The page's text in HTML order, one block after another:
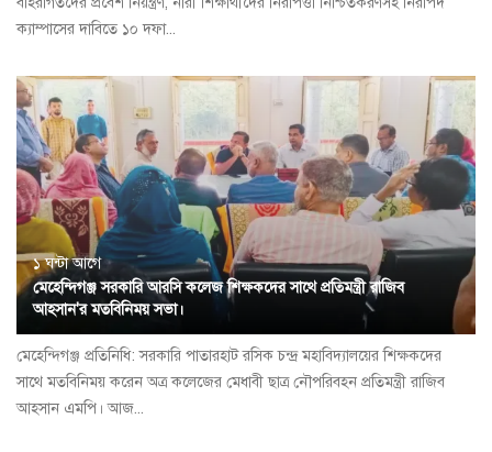
ক্যাম্পাসের দাবিতে ১০ দফা...
১ ঘন্টা আগে
মেহেন্দিগঞ্জ সরকারি আরসি কলেজ শিক্ষকদের সাথে প্রতিমন্ত্রী রাজিব
আহসান'র মতবিনিময় সভা।
মেহেন্দিগঞ্জ প্রতিনিধি: সরকারি পাতারহাট রসিক চন্দ্র মহাবিদ্যালয়ের শিক্ষকদের
সাথে মতবিনিময় করেন অত্র কলেজের মেধাবী ছাত্র নৌপরিবহন প্রতিমন্ত্রী রাজিব
আহসান এমপি। আজ...